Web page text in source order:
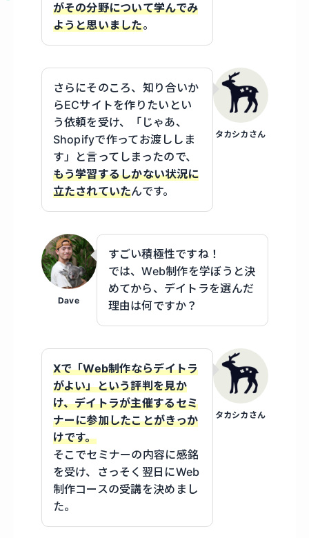
がその分野について学んでみ
ようと思いました。
タカシカさん
さらにそのころ、知り合いか
らECサイトを作りたいとい
う依頼を受け、「じゃあ、
Shopifyで作ってお渡ししま
す」と言ってしまったので、
もう学習するしかない状況に
立たされていたんです。
Dave
すごい積極性ですね！
では、Web制作を学ぼうと決
めてから、デイトラを選んだ
理由は何ですか？
タカシカさん
Xで「Web制作ならデイトラ
がよい」という評判を見か
け、デイトラが主催するセミ
ナーに参加したことがきっか
けです。
そこでセミナーの内容に感銘
を受け、さっそく翌日にWeb
制作コースの受講を決めまし
た。